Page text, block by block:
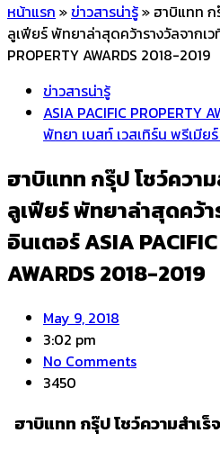
หน้าแรก »ข่าวสารน่ารู้» ฮาบิแทท ก
ลูเฟียร์ พัทยาล่าสุดคว้ารางวัลจากเว
PROPERTY AWARDS 2018-2019
ข่าวสารน่ารู้
ASIA PACIFIC PROPERTY
พัทยา เบสท์ เวสเทิร์น พรีเมีย
ฮาบิแทท กรุ๊ป โชว์ความ
ลูเฟียร์ พัทยาล่าสุดคว้า
อินเตอร์ ASIA
AWARDS 2018-2019
May 9, 2018
3:02 pm
No Comments
3450
ฮาบิแทท กรุ๊ป โชว์ความสำเ